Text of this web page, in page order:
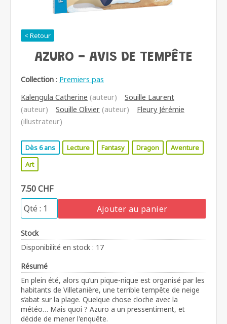
< Retour
AZURO - AVIS DE TEMPÊTE
Collection : Premiers pas
Kalengula Catherine (auteur)
Souille Laurent
(auteur)
Souille Olivier (auteur)
Fleury Jérémie
(illustrateur)
Dès 6 ans Lecture Fantasy Dragon
Aventure
Art
7.50 CHF
Ajouter au panier
Stock
Disponibilité en stock : 17
Résumé
En plein été, alors qu’un pique-nique est organisé par les
habitants de Villetanière, une terrible tempête de neige
s’abat sur la plage. Quelque chose cloche avec la
météo… Mais quoi ? Azuro a un pressentiment, et
décide de mener l'enquête.